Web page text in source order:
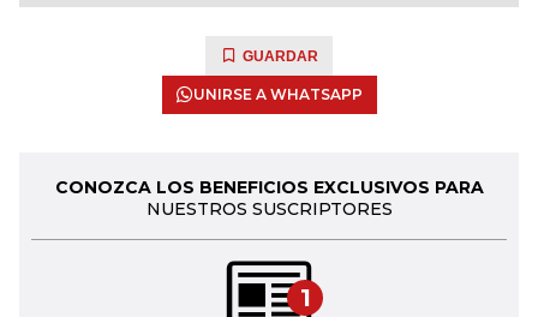
GUARDAR
UNIRSE A WHATSAPP
CONOZCA LOS BENEFICIOS EXCLUSIVOS PARA
NUESTROS SUSCRIPTORES
1